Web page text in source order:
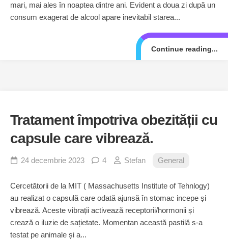
mari, mai ales în noaptea dintre ani. Evident a doua zi după un
consum exagerat de alcool apare inevitabil starea...
Continue reading...
Tratament împotriva obezității cu
capsule care vibrează.
24 decembrie 2023 4 Stefan General
Cercetătorii de la MIT ( Massachusetts Institute of Tehnlogy)
au realizat o capsulă care odată ajunsă în stomac incepe și
vibrează. Aceste vibrații activează receptorii/hormonii și
crează o iluzie de sațietate. Momentan această pastilă s-a
testat pe animale și a...